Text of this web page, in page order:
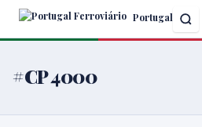
Skip
content
Portugal
#CP 4000